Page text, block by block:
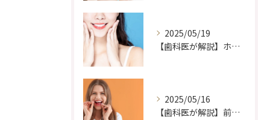
2025/05/19
【歯科医が解説】ホワイトニングができない場合はどうすればいい？白い歯に近づくための代替方法とは
2025/05/16
【歯科医が解説】前歯の歯並びだけ治したい！部分矯正はできる？その方法と注意点